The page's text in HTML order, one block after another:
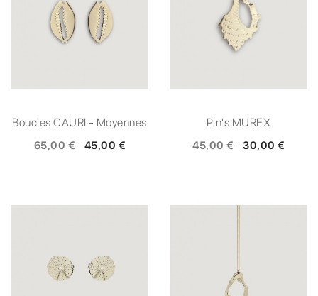
Boucles CAURI - Moyennes
65,00 € 45,00 €
Pin's MUREX
45,00 € 30,00 €